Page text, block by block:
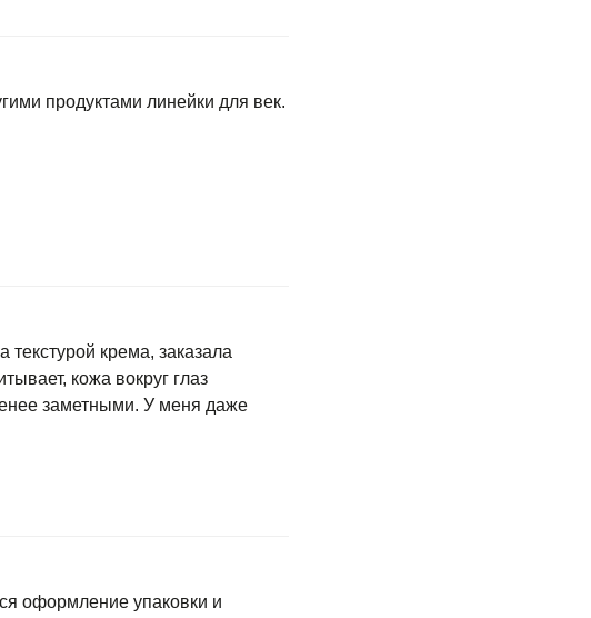
продуктами линейки для век.
крема, заказала
кожа вокруг глаз
заметными. У меня даже
оформление упаковки и